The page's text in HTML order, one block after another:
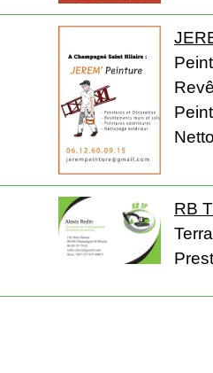
RB